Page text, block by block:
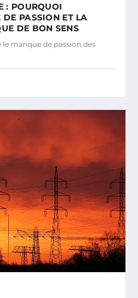
: POURQUOI
DE PASSION ET LA
DE BON SENS
le manque de passion des